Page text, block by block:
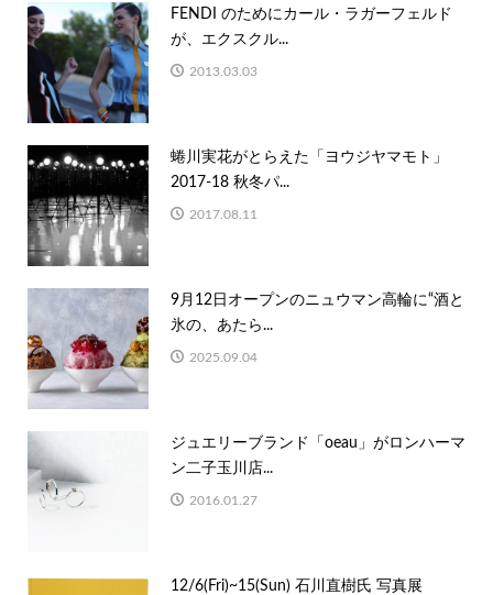
FENDI のためにカール・ラガーフェルド
が、エクスクル...
2013.03.03
蜷川実花がとらえた「ヨウジヤマモト」
2017-18 秋冬パ...
2017.08.11
9月12日オープンのニュウマン高輪に“酒と
氷の、あたら...
2025.09.04
ジュエリーブランド「oeau」がロンハーマ
ン二子玉川店...
2016.01.27
12/6(Fri)~15(Sun) 石川直樹氏 写真展